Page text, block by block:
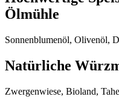
Ölmühle
Sonnenblumenöl, Olivenöl,
Natürliche
Zwergenwiese, Bioland,